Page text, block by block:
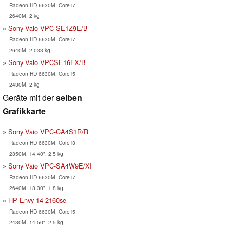
Radeon HD 6630M, Core i7
2640M, 2 kg
Sony Vaio VPC-SE1Z9E/B
Radeon HD 6630M, Core i7
2640M, 2.033 kg
Sony Vaio VPCSE16FX/B
Radeon HD 6630M, Core i5
2430M, 2 kg
Geräte mit derselben
Grafikkarte
Sony Vaio VPC-CA4S1R/R
Radeon HD 6630M, Core i3
2350M, 14.40", 2.5 kg
Sony Vaio VPC-SA4W9E/XI
Radeon HD 6630M, Core i7
2640M, 13.30", 1.8 kg
HP Envy 14-2160se
Radeon HD 6630M, Core i5
2430M, 14.50", 2.5 kg